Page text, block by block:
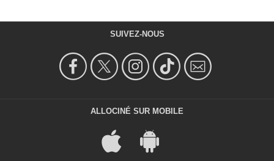
SUIVEZ-NOUS
ALLOCINÉ SUR MOBILE